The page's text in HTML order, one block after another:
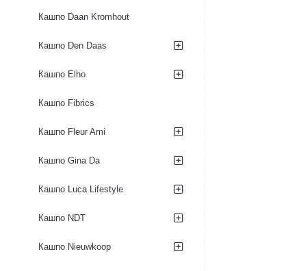
Кашпо Daan Kromhout
Кашпо Den Daas
Кашпо Elho
Кашпо Fibrics
Кашпо Fleur Ami
Кашпо Gina Da
Кашпо Luca Lifestyle
Кашпо NDT
Кашпо Nieuwkoop